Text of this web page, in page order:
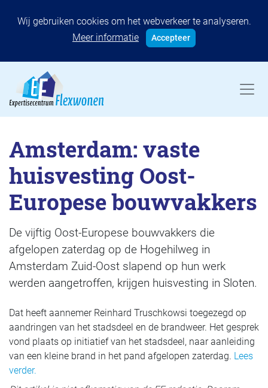
Wij gebruiken cookies om het webverkeer te analyseren.
Meer informatie
Accepteer
Amsterdam: vaste
huisvesting Oost-
Europese bouwvakkers
De vijftig Oost-Europese bouwvakkers die
afgelopen zaterdag op de Hogehilweg in
Amsterdam Zuid-Oost slapend op hun werk
werden aangetroffen, krijgen huisvesting in Sloten.
Dat heeft aannemer Reinhard Truschkowsi toegezegd op
aandringen van het stadsdeel en de brandweer. Het gesprek
vond plaats op initiatief van het stadsdeel, naar aanleiding
van een kleine brand in het pand afgelopen zaterdag. Lees
verder.